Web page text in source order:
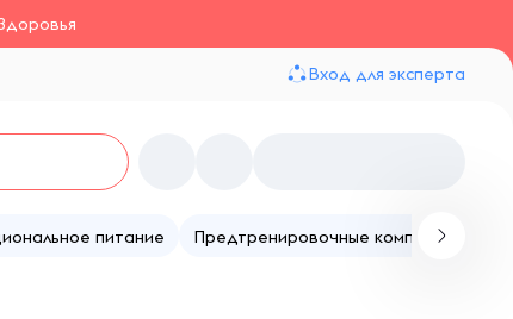
Вход для эксперта
питание Предтренировочные комплексы